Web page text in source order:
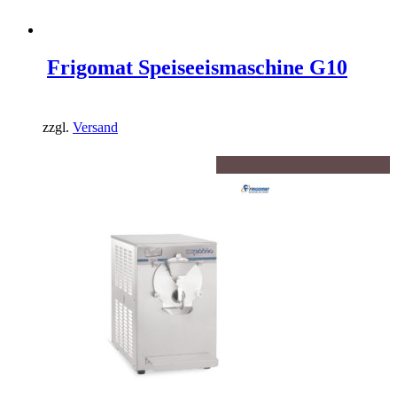
Frigomat Speiseeismaschine G10
zzgl. Versand